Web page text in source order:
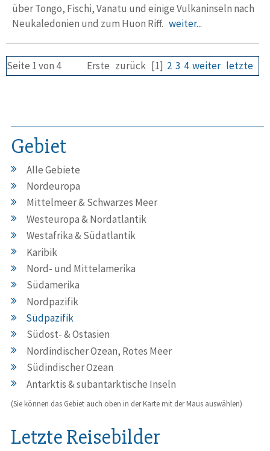
über Tongo, Fischi, Vanatu und einige Vulkaninseln nach
Neukaledonien und zum Huon Riff. weiter...
Seite 1 von 4 Erste zurück [1] 2 3 4 weiter letzte
Gebiet
Alle Gebiete
Nordeuropa
Mittelmeer & Schwarzes Meer
Westeuropa & Nordatlantik
Westafrika & Südatlantik
Karibik
Nord- und Mittelamerika
Südamerika
Nordpazifik
Südpazifik
Südost- & Ostasien
Nordindischer Ozean, Rotes Meer
Südindischer Ozean
Antarktis & subantarktische Inseln
(Sie können das Gebiet auch oben in der Karte mit der Maus auswählen)
Letzte Reisebilder